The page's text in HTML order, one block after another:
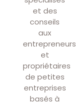
et des
conseils
aux
entrepreneurs
et
propriétaires
de petites
entreprises
basés à